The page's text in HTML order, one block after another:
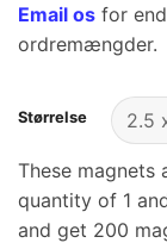
Email os for
ordremængder.
Størrelse
These magnets
quantity of 1
and get 200